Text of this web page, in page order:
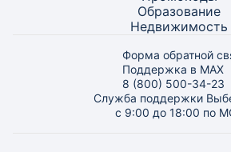
Образование
Недвижимость
Форма обратной
Поддержка в MAX
8 (800) 500-34-23
Служба поддержки
с 9:00 до 18:00 по